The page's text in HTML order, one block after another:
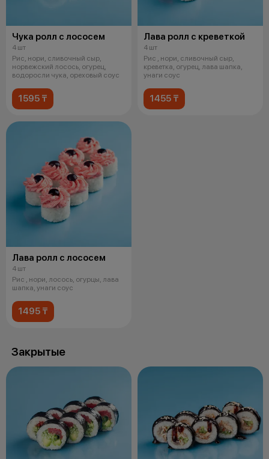
Чука ролл с лососем
4 шт
Рис, нори, сливочный сыр,
норвежский лосось, огурец,
водоросли чука, ореховый соус
1595 ₸
Лава ролл с креветкой
4 шт
Рис , нори, сливочный сыр,
креветка, огурец, лава шапка,
унаги соус
1455 ₸
Лава ролл с лососем
4 шт
Рис , нори, лосось, огурцы, лава
шапка, унаги соус
1495 ₸
Закрытые